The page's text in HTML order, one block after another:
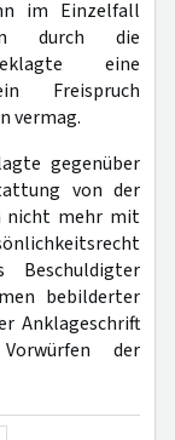
im Einzelfall
durch die
eine
Freispruch
vermag.
gegenüber
von der
nicht mehr mit
bebilderter
Anklageschrift
der